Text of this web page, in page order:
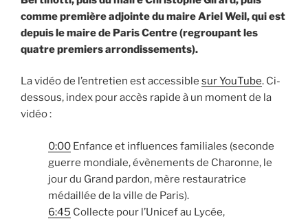
comme première adjointe du maire Ariel Weil, qui est
depuis le maire de Paris Centre (regroupant les
quatre premiers arrondissements).
La vidéo de l’entretien est accessible sur YouTube. Ci-
dessous, index pour accès rapide à un moment de la
vidéo :
0:00 Enfance et influences familiales (seconde
guerre mondiale, évènements de Charonne, le
jour du Grand pardon, mère restauratrice
médaillée de la ville de Paris).
6:45 Collecte pour l’Unicef au Lycée,